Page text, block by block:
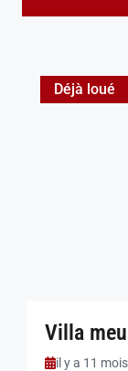
Déjà loué
Villa
il y a 11 mois